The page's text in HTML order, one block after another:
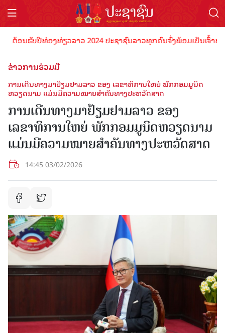
ນຮັບປີທ່ອງທ່ຽວລາວ 2024 ປະຊາຊົນລາວທຸກຄົນຈົ່ງພ້ອມເປັນເຈົ້າພາ
ຂ່າວການຮ່ວມມື
ການເດີນທາງມາຢ້ຽມຢາມລາວ ຂອງ ເລຂາທິການໃຫຍ່ ພັກກອມມູນິດ
ຫວຽດນາມ ແມ່ນມີຄວາມໝາຍສຳຄັນທາງປະຫວັດສາດ
ການເດີນທາງມາຢ້ຽມຢາມລາວ ຂອງ
ເລຂາທິການໃຫຍ່ ພັກກອມມູນິດຫວຽດນາມ
ແມ່ນມີຄວາມໝາຍສຳຄັນທາງປະຫວັດສາດ
14:45 03/02/2026